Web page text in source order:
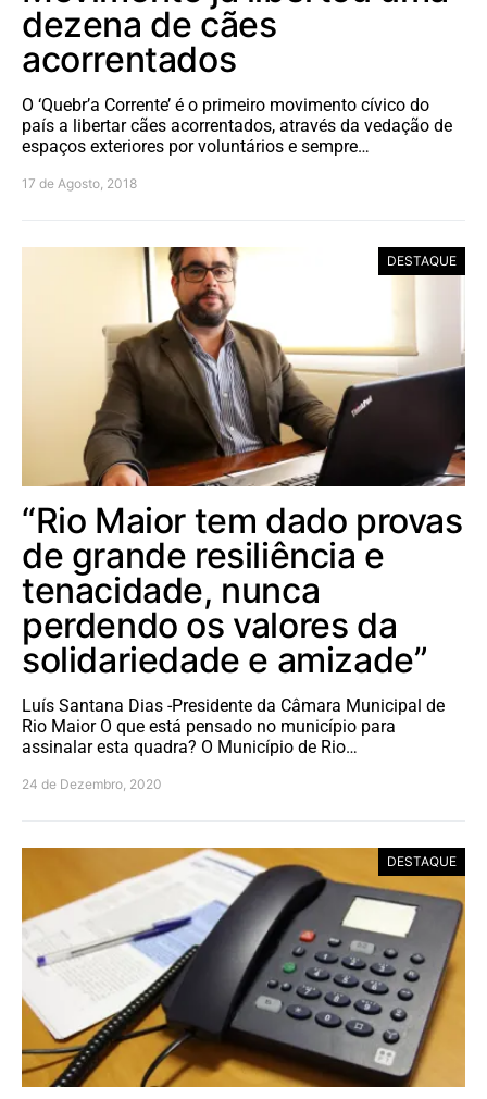
dezena de cães
acorrentados
O ‘Quebr’a Corrente’ é o primeiro movimento cívico do
país a libertar cães acorrentados, através da vedação de
espaços exteriores por voluntários e sempre…
17 de Agosto, 2018
DESTAQUE
“Rio Maior tem dado provas
de grande resiliência e
tenacidade, nunca
perdendo os valores da
solidariedade e amizade”
Luís Santana Dias -Presidente da Câmara Municipal de
Rio Maior O que está pensado no município para
assinalar esta quadra? O Município de Rio…
24 de Dezembro, 2020
DESTAQUE